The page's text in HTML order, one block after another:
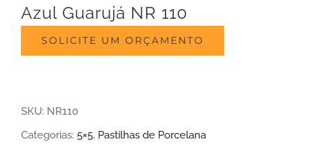
Azul Guarujá NR 110
SOLICITE UM ORÇAMENTO
SKU: NR110
Categorias: 5×5, Pastilhas de Porcelana